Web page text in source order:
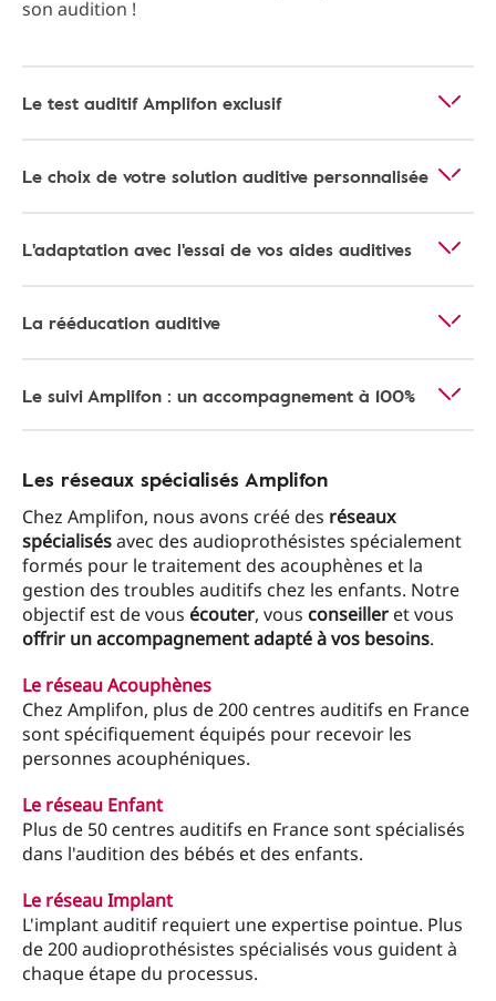
son audition !
Le test auditif Amplifon exclusif
Le choix de votre solution auditive personnalisée
L'adaptation avec l'essai de vos aides auditives
La rééducation auditive
Le suivi Amplifon : un accompagnement à 100%
Les réseaux spécialisés Amplifon
Chez Amplifon, nous avons créé des réseaux
spécialisésavec des audioprothésistes spécialement
formés pour le traitement des acouphènes et la
gestion des troubles auditifs chez les enfants. Notre
objectif est de vous écouter, vous conseiller et vous
offrir un accompagnement adapté à vos besoins.
Le réseau Acouphènes
Chez Amplifon, plus de 200 centres auditifs en France
sont spécifiquement équipés pour recevoir les
personnes acouphéniques.
Le réseau Enfant
Plus de 50 centres auditifs en France sont spécialisés
dans l'audition des bébés et des enfants.
Le réseau Implant
L'implant auditif requiert une expertise pointue. Plus
de 200 audioprothésistes spécialisés vous guident à
chaque étape du processus.